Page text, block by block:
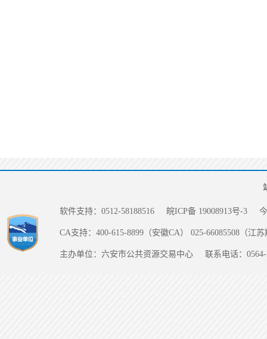
软件支持：0512-58188516 皖ICP备 19008913号-3
CA支持：400-615-8899（安徽CA） 025-66085508（江
主办单位：六安市公共资源交易中心 联系电话：0564-